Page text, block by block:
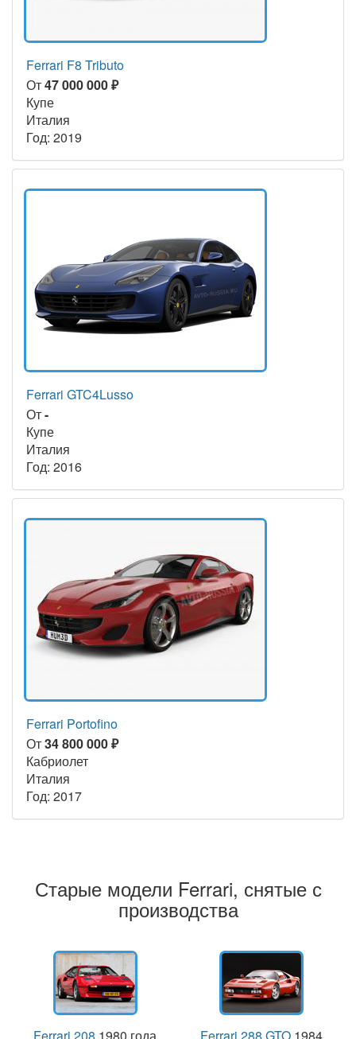
Ferrari F8 Tributo
От47 000 000 ₽
Купе
Италия
Год: 2019
Ferrari GTC4Lusso
От-
Купе
Италия
Год: 2016
Ferrari Portofino
От34 800 000 ₽
Кабриолет
Италия
Год: 2017
Старые модели Ferrari, снятые с
производства
Ferrari 208 1980 года Ferrari 288 GTO1984